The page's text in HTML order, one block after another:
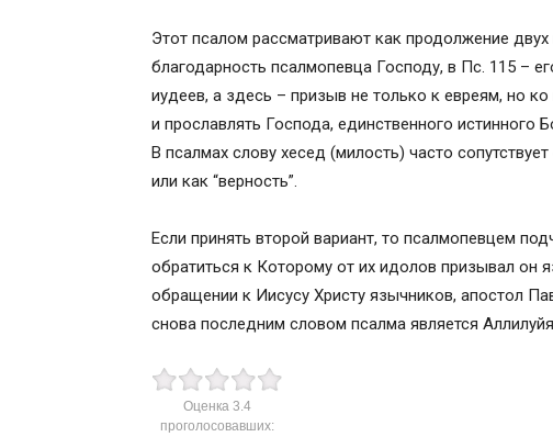
Толкование Псалма 116
Этот псалом рассматривают как продолжение
благодарность псалмопевца Господу, в Пс. 115 –
иудеев, а здесь – призыв не только к евреям, но
и прославлять Господа, единственного истинного
В псалмах слову хесед (милость) часто
или как “верность”.
Если принять второй вариант, то псалмопевцем
обратиться к Которому от их идолов призывал он
обращении к Иисусу Христу язычников, апостол
снова последним словом псалма является
Оценка 3.4
проголосовавших: